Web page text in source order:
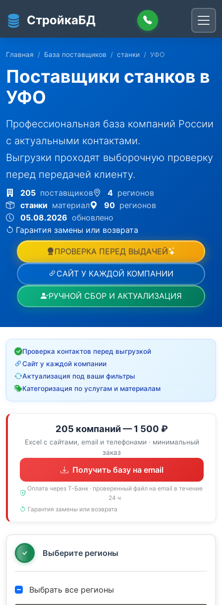
СтройкаБД
Главная База поставщиков станки УФО
Поставщики станков в
УФО
Профессиональная база компаний России
с актуальными контактами.
Выгрузки проходят выборочную проверку
перед передачей клиенту.
205 поставщиков 4 регионов
станки материал 90 регионов
05.08.2026 обновлено
Гарантия замены или возврата
ПРОВЕРКА ПЕРЕД ВЫДАЧЕЙ
САЙТ У КАЖДОЙ КОМПАНИИ
РУЧНОЙ СБОР И АКТУАЛИЗАЦИЯ
Проверка контактов перед выгрузкой
Сайт у каждой компании
Актуализация под ваши фильтры
Категоризация по услугам и материалам
205 компаний — 1 500 ₽
Excel с сайтами, email и телефонами · минимальный
заказ
Получить базу на email
Оплата через Т-Банк · проверенный файл на email в течение
24 ч
Гарантия замены или возврата
Выберите регионы
Выбрать все регионы